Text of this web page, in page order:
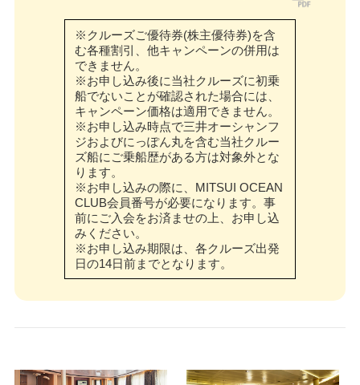
※クルーズご優待券(株主優待券)を含
む各種割引、他キャンペーンの併用は
できません。
※お申し込み後に当社クルーズに初乗
船でないことが確認された場合には、
キャンペーン価格は適用できません。
※お申し込み時点で三井オーシャンフ
ジおよびにっぽん丸を含む当社クルー
ズ船にご乗船歴がある方は対象外とな
ります。
※お申し込みの際に、MITSUI OCEAN
CLUB会員番号が必要になります。事
前にご入会をお済ませの上、お申し込
みください。
※お申し込み期限は、各クルーズ出発
日の14日前までとなります。